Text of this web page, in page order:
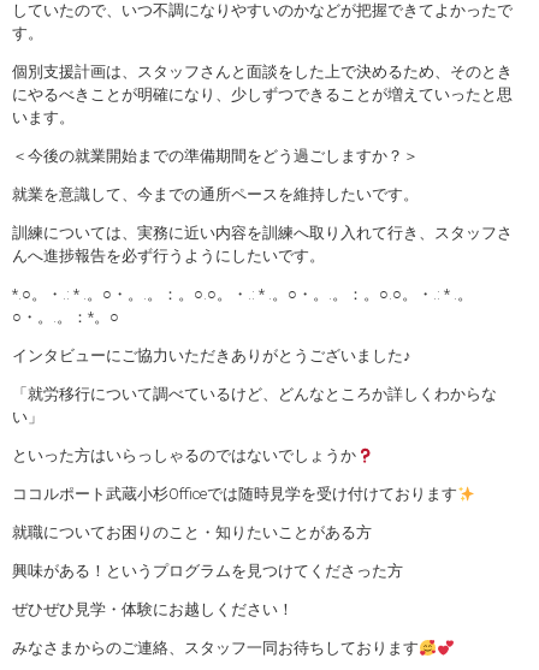
していたので、いつ不調になりやすいのかなどが把握できてよかったで
す。
個別支援計画は、スタッフさんと面談をした上で決めるため、そのとき
にやるべきことが明確になり、少しずつできることが増えていったと思
います。
＜今後の就業開始までの準備期間をどう過ごしますか？＞
就業を意識して、今までの通所ペースを維持したいです。
訓練については、実務に近い内容を訓練へ取り入れて行き、スタッフさ
んへ進捗報告を必ず行うようにしたいです。
*.○。・.: * .。○・。.。：。○.○。・.: * .。○・。.。：。○.○。・.: * .。
○・。.。：*。○
インタビューにご協力いただきありがとうございました♪
「就労移行について調べているけど、どんなところか詳しくわからな
い」
といった方はいらっしゃるのではないでしょうか
ココルポート武蔵小杉Officeでは随時見学を受け付けております
就職についてお困りのこと・知りたいことがある方
興味がある！というプログラムを見つけてくださった方
ぜひぜひ見学・体験にお越しください！
みなさまからのご連絡、スタッフ一同お待ちしております